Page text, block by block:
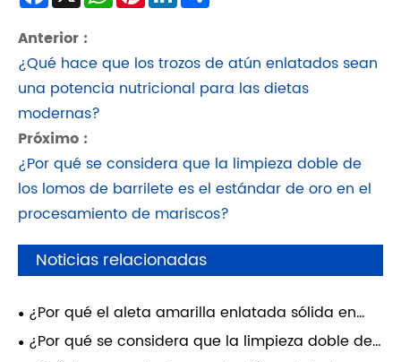
Anterior :
¿Qué hace que los trozos de atún enlatados sean
una potencia nutricional para las dietas
modernas?
Próximo :
¿Por qué se considera que la limpieza doble de
los lomos de barrilete es el estándar de oro en el
procesamiento de mariscos?
Noticias relacionadas
¿Por qué el aleta amarilla enlatada sólida en
aceite de soja es una opción inteligente para
comidas convenientes y nutritivas?
¿Por qué se considera que la limpieza doble de